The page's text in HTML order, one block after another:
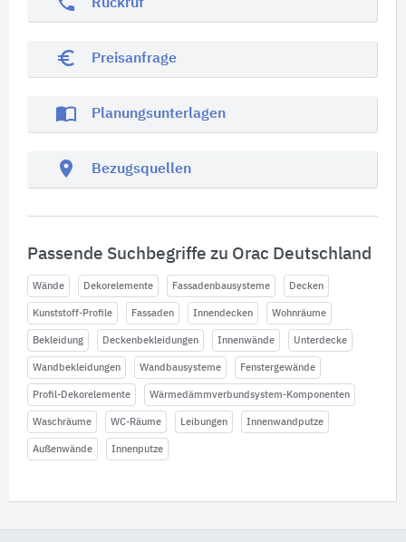
Rückruf
euro_symbol Preisanfrage
import_contacts Planungsunterlagen
location_on Bezugsquellen
Passende Suchbegriffe zu Orac Deutschland
Wände Dekorelemente Fassadenbausysteme Decken
Kunststoff-Profile Fassaden Innendecken Wohnräume
Bekleidung Deckenbekleidungen Innenwände Unterdecke
Wandbekleidungen Wandbausysteme Fenstergewände
Profil-Dekorelemente Wärmedämmverbundsystem-Komponenten
Waschräume WC-Räume Leibungen Innenwandputze
Außenwände Innenputze